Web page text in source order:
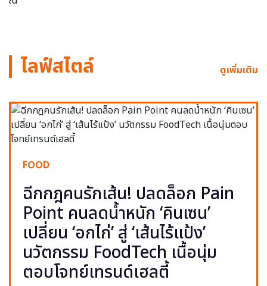
ไลฟ์สไตล์ ดูเพิ่มเติม
FOOD
ฉีกกฎคนรักเส้น! ปลดล็อก Pain
Point คนลดน้ำหนัก ‘คินเซน’
เปลี่ยน ‘อกไก่’ สู่ ‘เส้นไร้แป้ง’
นวัตกรรม FoodTech เนื้อนุ่ม
ตอบโจทย์เทรนด์เฮลตี้